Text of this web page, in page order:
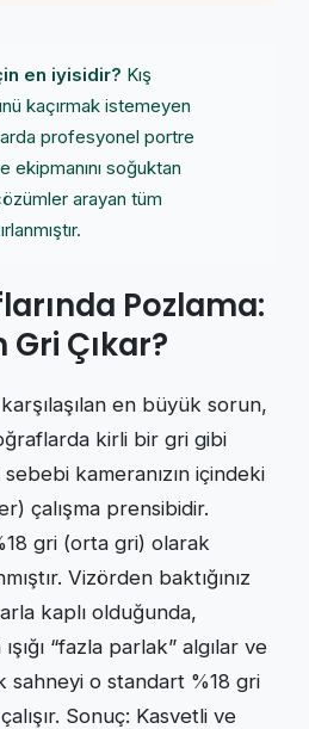
en iyisidir? Kış
kaçırmak istemeyen
profesyonel portre
soğuktan
arayan tüm
Pozlama:
Gri Çıkar?
karşılaşılan en büyük sorun,
kirli bir gri gibi
kameranızın içindeki
çalışma prensibidir.
gri (orta gri) olarak
Vizörden baktığınız
kaplı olduğunda,
“fazla parlak” algılar ve
sahneyi o standart %18 gri
Sonuç: Kasvetli ve